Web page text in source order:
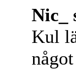
Nic_
Kul